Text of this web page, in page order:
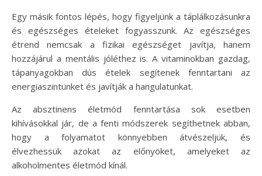
Egy másik fontos lépés, hogy figyeljünk a táplálkozásunkra
és egészséges ételeket fogyasszunk. Az egészséges
étrend nemcsak a fizikai egészséget javítja, hanem
hozzájárul a mentális jóléthez is. A vitaminokban gazdag,
tápanyagokban dús ételek segítenek fenntartani az
energiaszintünket és javítják a hangulatunkat.
Az absztinens életmód fenntartása sok esetben
kihívásokkal jár, de a fenti módszerek segíthetnek abban,
hogy a folyamatot könnyebben átvészeljük, és
élvezhessük azokat az előnyöket, amelyeket az
alkoholmentes életmód kínál.